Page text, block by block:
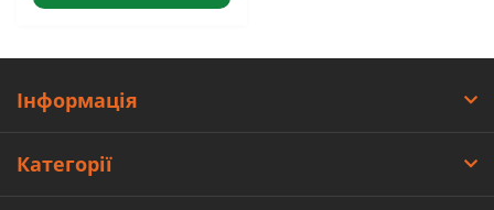
Інформація
Категорії